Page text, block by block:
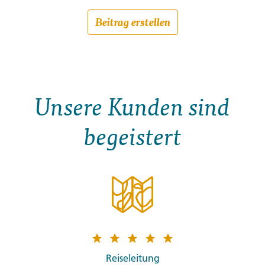
Beitrag erstellen
Unsere Kunden sind
begeistert
Reiseleitung